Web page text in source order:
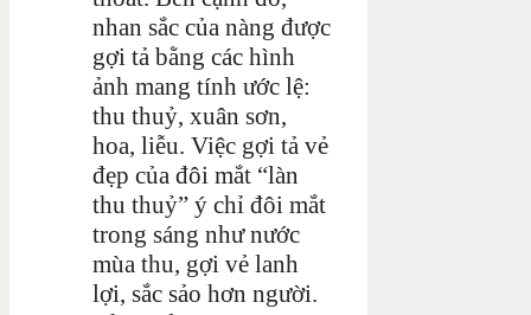
nhan sắc của nàng được
gợi tả bằng các hình
ảnh mang tính ước lệ:
thu thuỷ, xuân sơn,
hoa, liễu. Việc gợi tả vẻ
đẹp của đôi mắt “làn
thu thuỷ” ý chỉ đôi mắt
trong sáng như nước
mùa thu, gợi vẻ lanh
lợi, sắc sảo hơn người.